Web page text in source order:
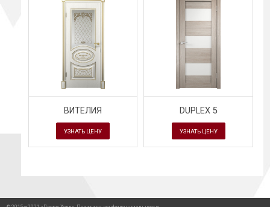
ВИТЕЛИЯ
УЗНАТЬ ЦЕНУ
DUPLEX 5
УЗНАТЬ ЦЕНУ